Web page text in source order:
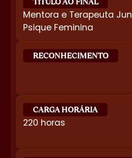
Mentora e Terapeuta
Psique Feminina
RECONHECIMENTO
CARGA HORÁRIA
220 horas